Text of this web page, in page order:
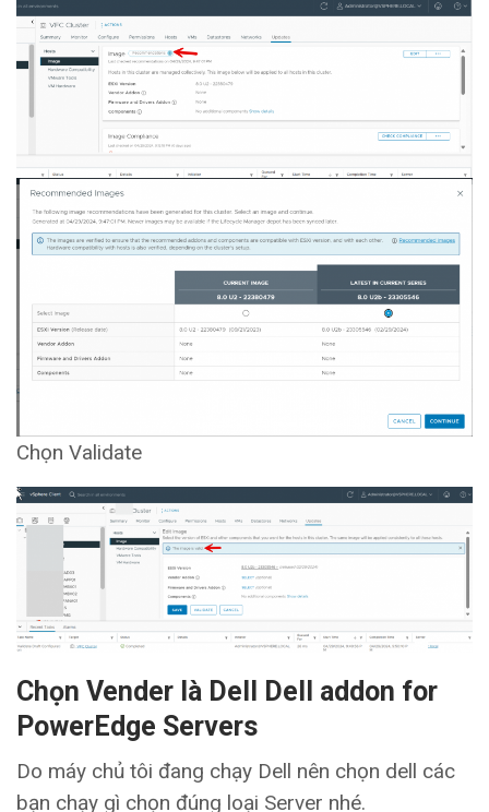
Chọn Validate
Chọn Vender là Dell Dell addon for
PowerEdge Servers
Do máy chủ tôi đang chạy Dell nên chọn dell các
bạn chạy gì chọn đúng loại Server nhé.